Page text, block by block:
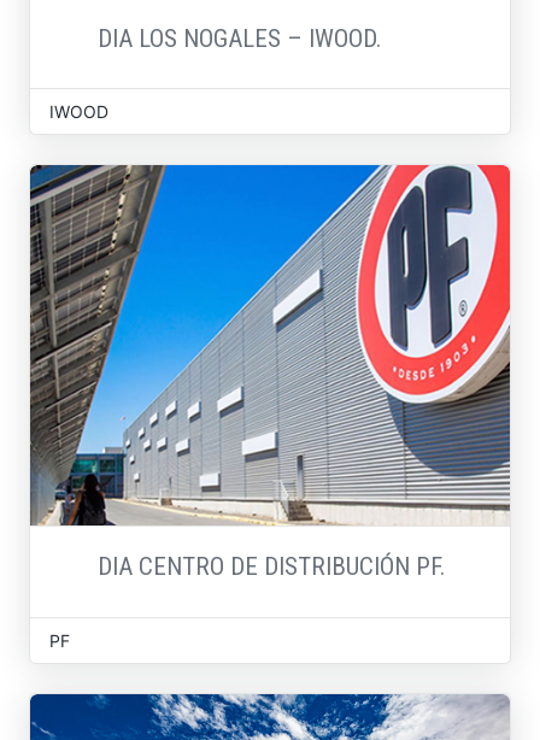
DIA LOS NOGALES – IWOOD.
IWOOD
DIA CENTRO DE DISTRIBUCIÓN PF.
PF